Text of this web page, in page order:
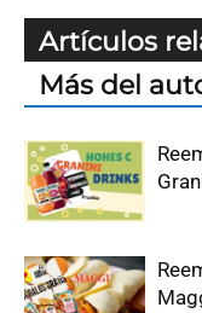
Artículos
Más del